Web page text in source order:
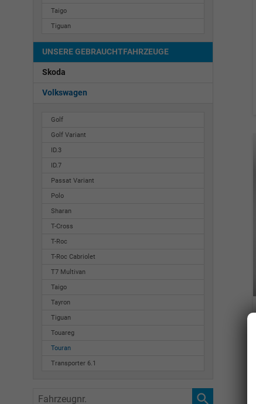
Taigo
Tiguan
UNSERE GEBRAUCHTFAHRZEUGE
Skoda
Volkswagen
Golf
Golf Variant
ID.3
ID.7
Passat Variant
Polo
Sharan
T-Cross
T-Roc
T-Roc Cabriolet
T7 Multivan
Taigo
Tayron
Tiguan
Touareg
Touran
Transporter 6.1
Fahrzeugnr.